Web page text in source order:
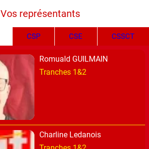
Vos représentants
CSP CSE CSSCT
Romuald GUILMAIN
Tranches 1&2
Charline Ledanois